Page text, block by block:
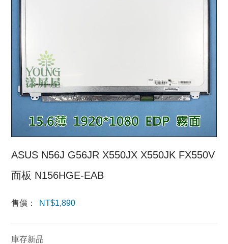
ASUS N56J G56JR X550JX X550JK FX550V
面板 N156HGE-EAB
售價： NT$1,890
庫存新品